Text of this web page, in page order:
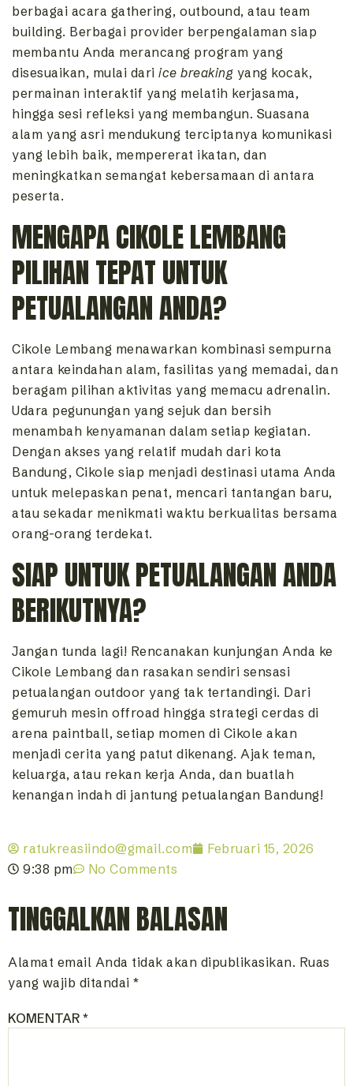
berbagai acara gathering, outbound, atau team
building. Berbagai provider berpengalaman siap
membantu Anda merancang program yang
disesuaikan, mulai dari ice breaking yang kocak,
permainan interaktif yang melatih kerjasama,
hingga sesi refleksi yang membangun. Suasana
alam yang asri mendukung terciptanya komunikasi
yang lebih baik, mempererat ikatan, dan
meningkatkan semangat kebersamaan di antara
peserta.
MENGAPA CIKOLE LEMBANG
PILIHAN TEPAT UNTUK
PETUALANGAN ANDA?
Cikole Lembang menawarkan kombinasi sempurna
antara keindahan alam, fasilitas yang memadai, dan
beragam pilihan aktivitas yang memacu adrenalin.
Udara pegunungan yang sejuk dan bersih
menambah kenyamanan dalam setiap kegiatan.
Dengan akses yang relatif mudah dari kota
Bandung, Cikole siap menjadi destinasi utama Anda
untuk melepaskan penat, mencari tantangan baru,
atau sekadar menikmati waktu berkualitas bersama
orang-orang terdekat.
SIAP UNTUK PETUALANGAN ANDA
BERIKUTNYA?
Jangan tunda lagi! Rencanakan kunjungan Anda ke
Cikole Lembang dan rasakan sendiri sensasi
petualangan outdoor yang tak tertandingi. Dari
gemuruh mesin offroad hingga strategi cerdas di
arena paintball, setiap momen di Cikole akan
menjadi cerita yang patut dikenang. Ajak teman,
keluarga, atau rekan kerja Anda, dan buatlah
kenangan indah di jantung petualangan Bandung!
ratukreasiindo@gmail.com
Februari 15, 2026
9:38 pm
No Comments
TINGGALKAN BALASAN
Alamat email Anda tidak akan dipublikasikan. Ruas
yang wajib ditandai *
KOMENTAR*